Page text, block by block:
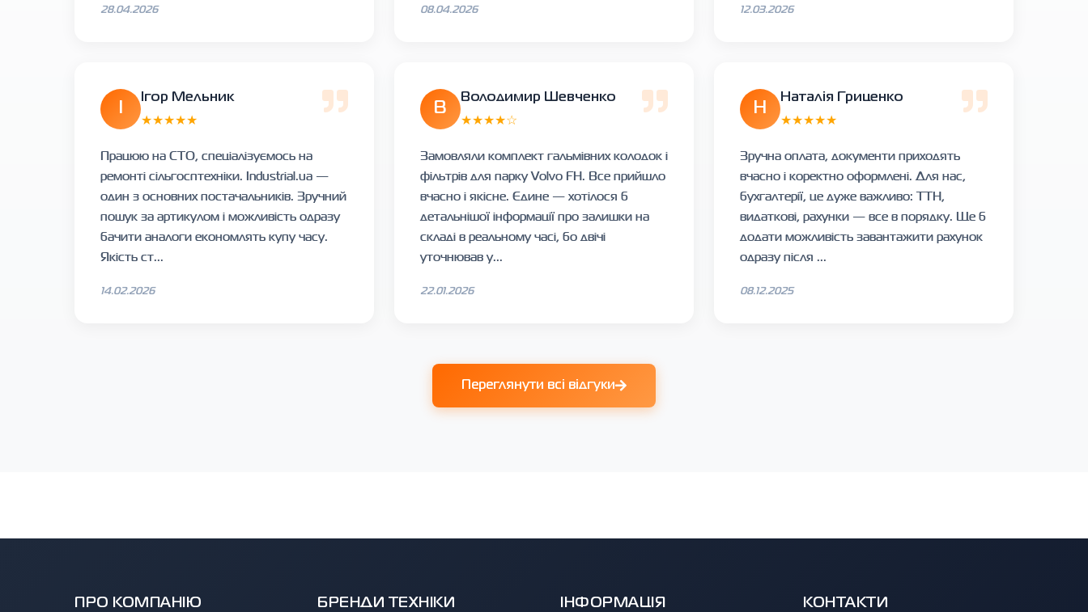
28.04.2026 08.04.2026 12.03.2026
Ігор Мельник
★★★★★
Працюю на СТО, спеціалізуємось на
ремонті сільгосптехніки. Industrial.ua —
один з основних постачальників. Зручний
пошук за артикулом і можливість одразу
бачити аналоги економлять купу часу.
Якість ст...
14.02.2026
В
Володимир Шевченко
★★★★☆
Замовляли комплект гальмівних колодок і
фільтрів для парку Volvo FH. Все прийшло
вчасно і якісне. Єдине — хотілося б
детальнішої інформації про залишки на
складі в реальному часі, бо двічі
уточнював у...
22.01.2026
Н
Наталія Гриценко
★★★★★
Зручна оплата, документи приходять
вчасно і коректно оформлені. Для нас,
бухгалтерії, це дуже важливо: ТТН,
видаткові, рахунки — все в порядку. Ще б
додати можливість завантажити рахунок
одразу після ...
08.12.2025
Переглянути всі відгуки
ПРО КОМПАНІЮ БРЕНДИ ТЕХНІКИ ІНФОРМАЦІЯ КОНТАКТИ